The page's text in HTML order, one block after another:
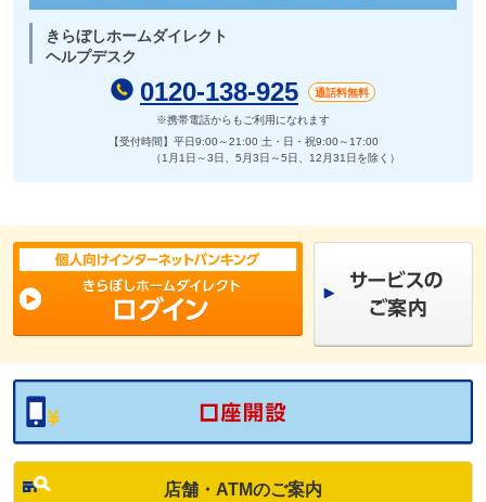
きらぼしホームダイレクト
ヘルプデスク
0120-138-925 通話料無料
※携帯電話からもご利用になれます
【受付時間】平日9:00～21:00土・日・祝9:00～17:00
（1月1日～3日、5月3日～5日、12月31日を除く）
店舗・ATMのご案内